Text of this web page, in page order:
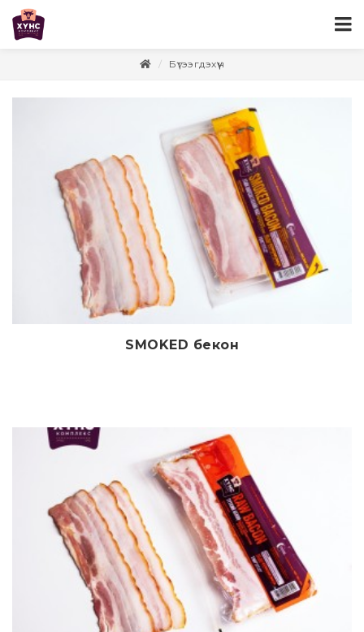
Бүтээгдэхүүн
ДэлгэрэнгүйSMOKED бекон